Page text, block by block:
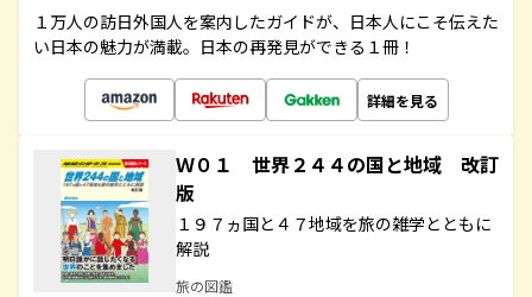
１万人の訪日外国人を案内したガイドが、日本人にこそ伝えた
い日本の魅力が満載。日本の再発見ができる１冊！
詳細を見る
Ｗ０１ 世界２４４の国と地域 改訂
版
１９７ヵ国と４７地域を旅の雑学とともに
解説
旅の図鑑